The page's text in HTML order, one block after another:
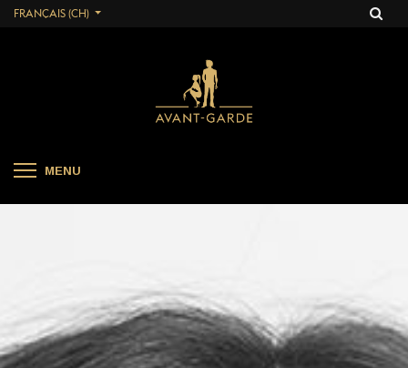
FRANÇAIS (CH)
MENU